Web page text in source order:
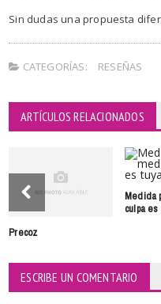
Sin dudas una propuesta
CATEGORÍAS: RESEÑAS
ARTÍCULOS RELACIONADOS
Precoz
Medida
culpa
ESCRIBE UN COMENTARIO